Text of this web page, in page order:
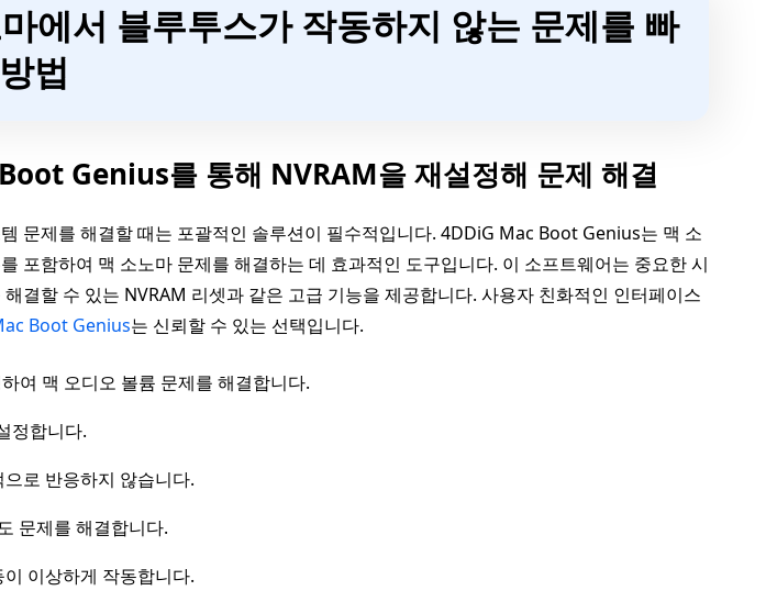
에서 블루투스가 작동하지 않는 문제를 빠
법
Genius를 통해 NVRAM을 재설정해 문제 해결
문제를 해결할 때는 포괄적인 솔루션이 필수적입니다. 4DDiG Mac Boot Genius는 맥 소
포함하여 맥 소노마 문제를 해결하는 데 효과적인 도구입니다. 이 소프트웨어는 중요한 시
결할 수 있는 NVRAM 리셋과 같은 고급 기능을 제공합니다. 사용자 친화적인 인터페이스
Boot Genius는 신뢰할 수 있는 선택입니다.
여 맥 오디오 볼륨 문제를 해결합니다.
정합니다.
로 반응하지 않습니다.
문제를 해결합니다.
이상하게 작동합니다.